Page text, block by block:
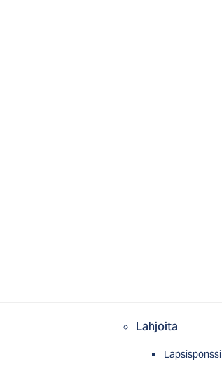
Lahjoita
Lapsisponssi